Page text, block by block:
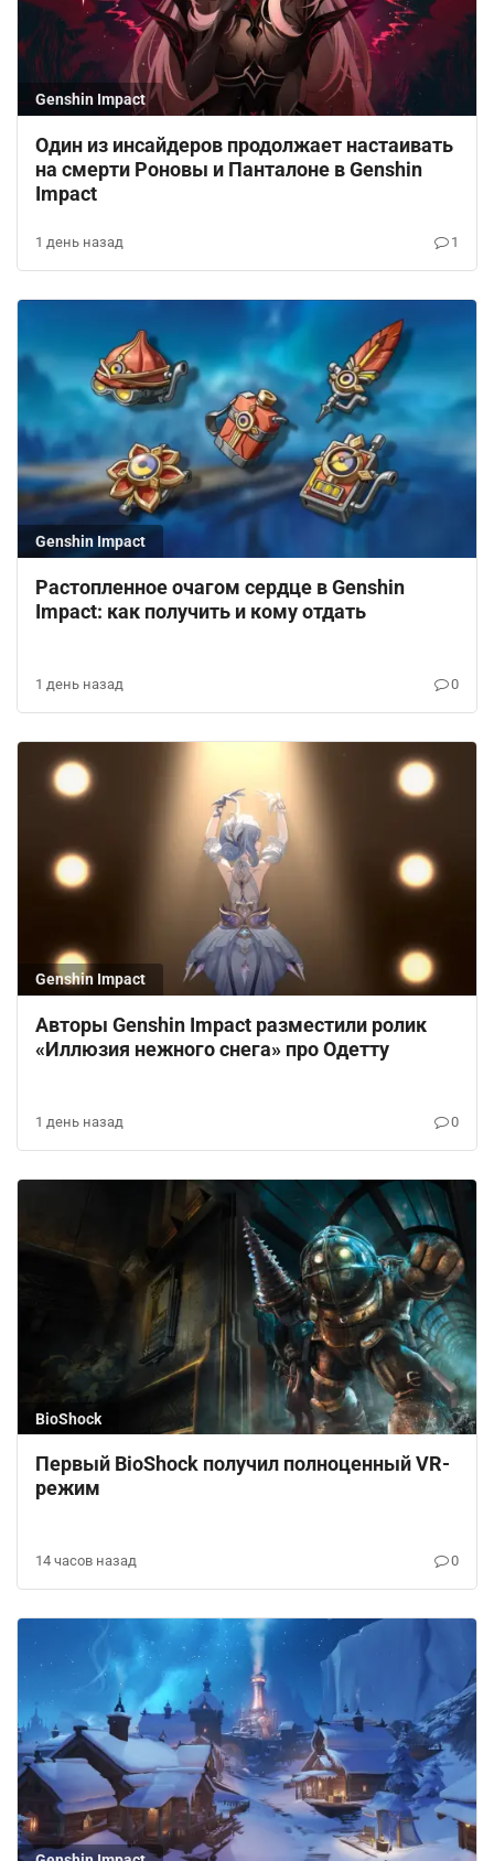
Genshin Impact
Один из инсайдеров продолжает настаивать
на смерти Роновы и Панталоне в Genshin
Impact
1 день назад 1
Genshin Impact
Растопленное очагом сердце в Genshin
Impact: как получить и кому отдать
1 день назад 0
Genshin Impact
Авторы Genshin Impact разместили ролик
«Иллюзия нежного снега» про Одетту
1 день назад 0
BioShock
Первый BioShock получил полноценный VR-
режим
14 часов назад 0